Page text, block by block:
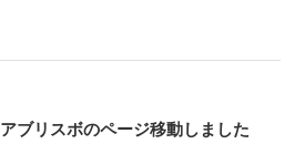
アブリスボのページ移動しました